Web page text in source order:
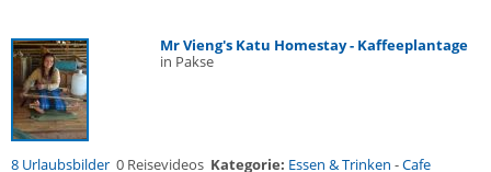
Mr Vieng's Katu Homestay - Kaffeeplantage
in Pakse
8 Urlaubsbilder 0 Reisevideos Kategorie: Essen & Trinken -Cafe